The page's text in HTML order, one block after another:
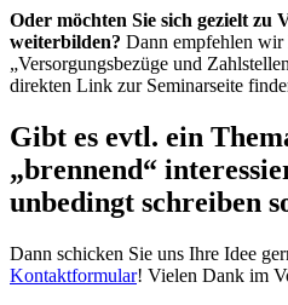
Oder möchten Sie sich gezielt zu
weiterbilden? Dann empfehlen wir
„Versorgungsbezüge und
direkten Link zur Seminarseite
Gibt es evtl. ein
„brennend“
unbedingt schreiben
Dann schicken Sie uns Ihre Idee
Kontaktformular! Vielen Dank im